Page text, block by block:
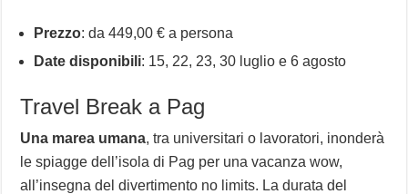
Prezzo: da 449,00 € a persona
Date disponibili: 15, 22, 23, 30 luglio e 6 agosto
Travel Break a Pag
Una marea umana, tra universitari o lavoratori, inonderà
le spiagge dell’isola di Pag per una vacanza wow,
all’insegna del divertimento no limits. La durata del